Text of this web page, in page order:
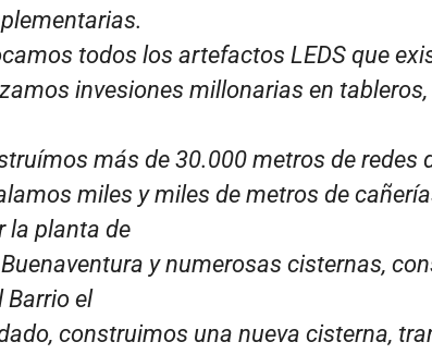
todos los artefactos LEDS que
invesiones millonarias en
más de 30.000 metros de redes
miles y miles de metros de
la planta de
y numerosas cisternas,
Barrio el
construimos una nueva cisterna,